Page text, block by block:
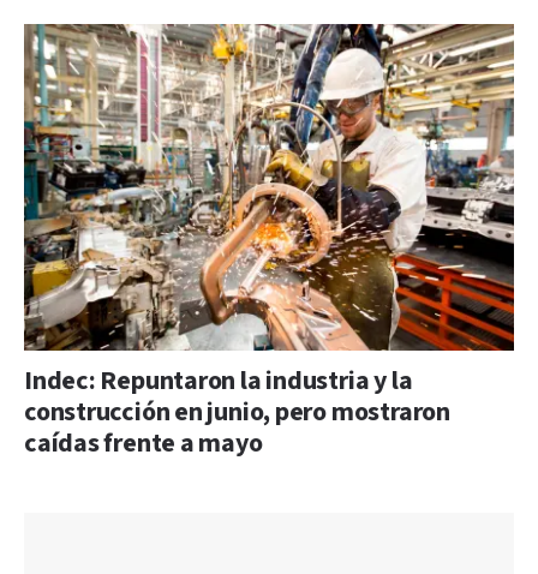
Indec: Repuntaron la industria y la
construcción en junio, pero mostraron
caídas frente a mayo